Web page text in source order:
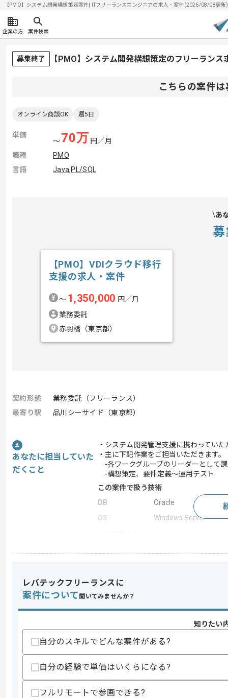
【PMO】システム開発構想策定案件| ITフリーランスエンジニアの求人・案件(2026/08/08更新)
企業の方 案件検索
募集終了 【PMO】システム開発構想策定のフリーランス
こちらの案件
オンライン商談OK 週5日
単価
〜70万 円／月
職種
PMO
言語
Java,PL/SQL
あ
【PMO】VDIクラウド移行
支援の求人・案件
〜 1,350,000 円／月
業務委託
赤羽橋（東京都）
契約形態
業務委託（フリーランス）
最寄り駅
品川シーサイド（東京都）
あなたに担当していた
だくこと
・システム開発管理支援に携わっていた
・主に下記作業をご担当いただきます。
-各ワークグループのリーダーとして
-構想策定、要件定義～運用テスト
この案件で扱う技術
DB
Oracle
OS
Windows Server
・プロジェクトマネジメントと見積も
・基幹系システム要件定義とリーダー経
歓迎スキル
・システム構想策定の経験
レバテックフリーランスに
案件について 聞いてみませんか？
知りたい
自分のスキルでどんな案件がある?
自分の経験で単価はいくらになる?
フルリモートで参画できる?